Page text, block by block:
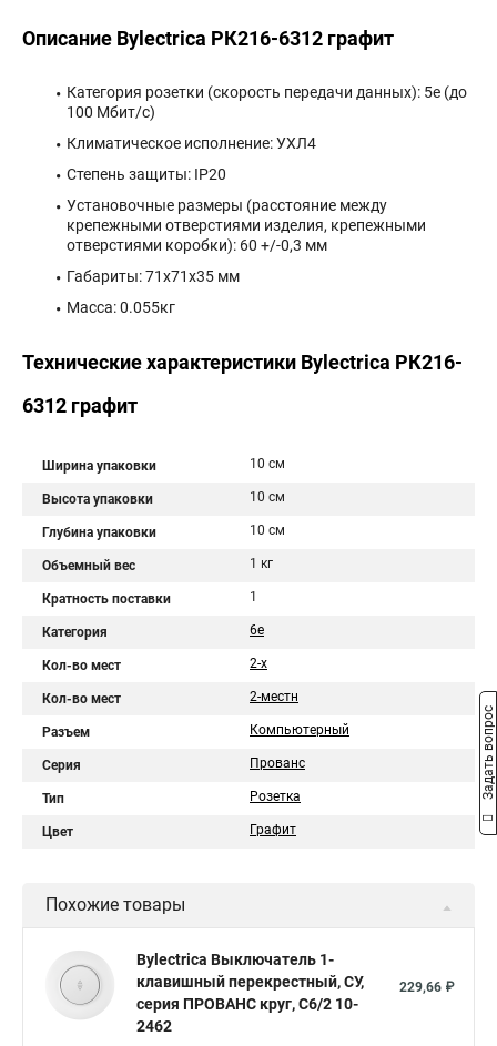
Описание Bylectrica РК216-6312 графит
Категория розетки (скорость передачи данных): 5е (до
100 Мбит/с)
Климатическое исполнение: УХЛ4
Степень защиты: IP20
Установочные размеры (расстояние между
крепежными отверстиями изделия, крепежными
отверстиями коробки): 60 +/-0,3 мм
Габариты: 71x71x35 мм
Масса: 0.055кг
Технические характеристики Bylectrica РК216-
6312 графит
Ширина упаковки 10 см
Высота упаковки 10 см
Глубина упаковки 10 см
Объемный вес 1 кг
Кратность поставки 1
Категория 6е
Кол-во мест 2-х
Кол-во мест 2-местн
Разъем Компьютерный
Серия Прованс
Тип Розетка
Цвет Графит
Похожие товары
Bylectrica Выключатель 1-
клавишный перекрестный, СУ,
серия ПРОВАНС круг, С6/2 10-
2462
229,66 ₽
Задать вопрос